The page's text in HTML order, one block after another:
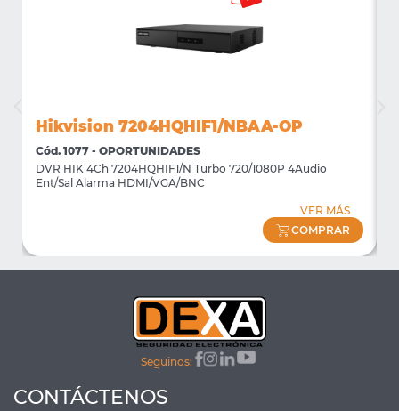
Hikvision 7204HQHIF1/NBAA-OP
Cód. 1077 - OPORTUNIDADES
DVR HIK 4Ch 7204HQHIF1/N Turbo 720/1080P 4Audio
Ent/Sal Alarma HDMI/VGA/BNC
VER MÁS
COMPRAR
Seguinos:
CONTÁCTENOS